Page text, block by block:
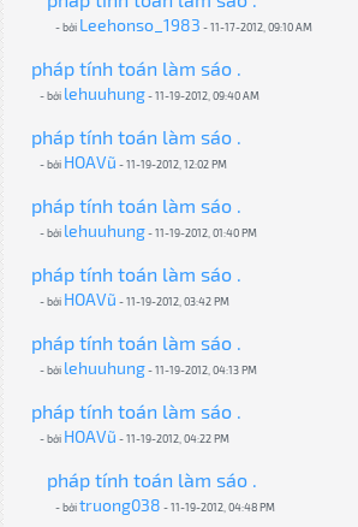
- bởi Leehonso_1983 - 11-17-2012, 09:10 AM
pháp tính toán làm sáo .
- bởi lehuuhung- 11-19-2012, 09:40 AM
pháp tính toán làm sáo .
- bởi HOAVũ - 11-19-2012, 12:02 PM
pháp tính toán làm sáo .
- bởi lehuuhung- 11-19-2012, 01:40 PM
pháp tính toán làm sáo .
- bởi HOAVũ - 11-19-2012, 03:42 PM
pháp tính toán làm sáo .
- bởi lehuuhung- 11-19-2012, 04:13 PM
pháp tính toán làm sáo .
- bởi HOAVũ - 11-19-2012, 04:22 PM
pháp tính toán làm sáo .
- bởitruong038 - 11-19-2012, 04:48 PM